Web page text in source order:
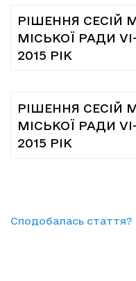
РІШЕННЯ СЕСІЙ
МІСЬКОЇ РАДИ
2015 РІК
РІШЕННЯ СЕСІЙ
МІСЬКОЇ РАДИ
2015 РІК
Сподобалась стаття?